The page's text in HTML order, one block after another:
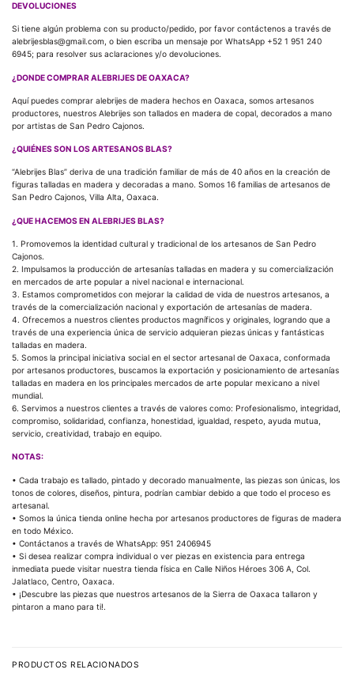
DEVOLUCIONES
Si tiene algún problema con su producto/pedido, por favor contáctenos a través de
alebrijesblas@gmail.com, o bien escriba un mensaje por WhatsApp +52 1 951 240
6945; para resolver sus aclaraciones y/o devoluciones.
¿DONDE COMPRAR ALEBRIJES DE OAXACA?
Aquí puedes comprar alebrijes de madera hechos en Oaxaca, somos artesanos
productores, nuestros Alebrijes son tallados en madera de copal, decorados a mano
por artistas de San Pedro Cajonos.
¿QUIÉNES SON LOS ARTESANOS BLAS?
“Alebrijes Blas” deriva de una tradición familiar de más de 40 años en la creación de
figuras talladas en madera y decoradas a mano. Somos 16 familias de artesanos de
San Pedro Cajonos, Villa Alta, Oaxaca.
¿QUE HACEMOS EN ALEBRIJES BLAS?
1. Promovemos la identidad cultural y tradicional de los artesanos de San Pedro
Cajonos.
2. Impulsamos la producción de artesanías talladas en madera y su comercialización
en mercados de arte popular a nivel nacional e internacional.
3. Estamos comprometidos con mejorar la calidad de vida de nuestros artesanos, a
través de la comercialización nacional y exportación de artesanías de madera.
4. Ofrecemos a nuestros clientes productos magníficos y originales, logrando que a
través de una experiencia única de servicio adquieran piezas únicas y fantásticas
talladas en madera.
5. Somos la principal iniciativa social en el sector artesanal de Oaxaca, conformada
por artesanos productores, buscamos la exportación y posicionamiento de artesanías
talladas en madera en los principales mercados de arte popular mexicano a nivel
mundial.
6. Servimos a nuestros clientes a través de valores como: Profesionalismo, integridad,
compromiso, solidaridad, confianza, honestidad, igualdad, respeto, ayuda mutua,
servicio, creatividad, trabajo en equipo.
NOTAS:
• Cada trabajo es tallado, pintado y decorado manualmente, las piezas son únicas, los
tonos de colores, diseños, pintura, podrían cambiar debido a que todo el proceso es
artesanal.
• Somos la única tienda online hecha por artesanos productores de figuras de madera
en todo México.
• Contáctanos a través de WhatsApp: 951 2406945
• Si desea realizar compra individual o ver piezas en existencia para entrega
inmediata puede visitar nuestra tienda física en Calle Niños Héroes 306 A, Col.
Jalatlaco, Centro, Oaxaca.
• ¡Descubre las piezas que nuestros artesanos de la Sierra de Oaxaca tallaron y
pintaron a mano para ti!.
PRODUCTOS RELACIONADOS